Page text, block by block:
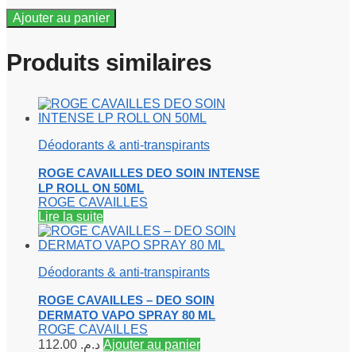
Ajouter au panier
Produits similaires
Déodorants & anti-transpirants
ROGE CAVAILLES DEO SOIN INTENSE
LP ROLL ON 50ML
ROGE CAVAILLES
Lire la suite
Déodorants & anti-transpirants
ROGE CAVAILLES – DEO SOIN
DERMATO VAPO SPRAY 80 ML
ROGE CAVAILLES
د.م. Ajouter au panier